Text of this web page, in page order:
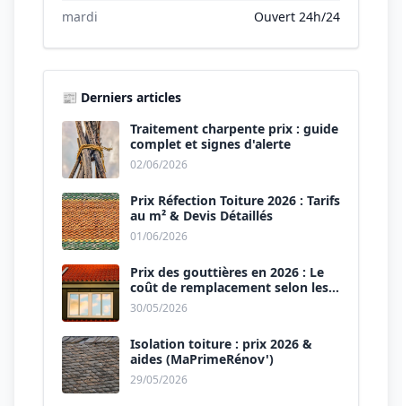
mardi
Ouvert 24h/24
📰 Derniers articles
Traitement charpente prix : guide
complet et signes d'alerte
02/06/2026
Prix Réfection Toiture 2026 : Tarifs
au m² & Devis Détaillés
01/06/2026
Prix des gouttières en 2026 : Le
coût de remplacement selon les
matériaux
30/05/2026
Isolation toiture : prix 2026 &
aides (MaPrimeRénov')
29/05/2026